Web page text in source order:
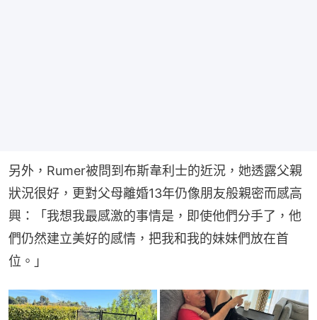
另外，Rumer被問到布斯韋利士的近況，她透露父親
狀況很好，更對父母離婚13年仍像朋友般親密而感高
興：「我想我最感激的事情是，即使他們分手了，他
們仍然建立美好的感情，把我和我的妹妹們放在首
位。」